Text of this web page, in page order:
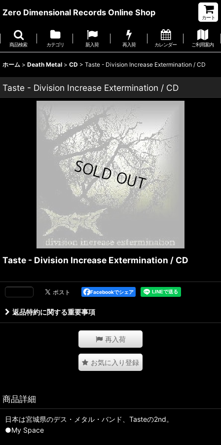
Zero Dimensional Records Online Shop
カート
商品検索 カテゴリ 新入荷 再入荷 カレンダー ご利用案内
ホーム > Death Metal > CD > Taste - Division Increase Extermination / CD
Taste - Division Increase Extermination / CD
Taste - Division Increase Extermination / CD
Facebookでシェア
返品特約に関する重要事項
再入荷
お気に入り登録
商品詳細
日本は宮城県のデス・メタル・バンド、Tasteの2nd。
●My Space